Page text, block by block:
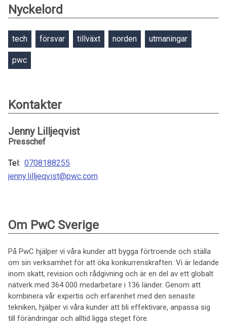
Nyckelord
tech försvar tillväxt norden utmaningar
pwc
Kontakter
Jenny Lilljeqvist
Presschef
Tel: 0708188255
jenny.lilljeqvist@pwc.com
Om PwC Sverige
På PwC hjälper vi våra kunder att bygga förtroende och ställa
om sin verksamhet för att öka konkurrenskraften. Vi är ledande
inom skatt, revision och rådgivning och är en del av ett globalt
nätverk med 364 000 medarbetare i 136 länder. Genom att
kombinera vår expertis och erfarenhet med den senaste
tekniken, hjälper vi våra kunder att bli effektivare, anpassa sig
till förändringar och alltid ligga steget före.